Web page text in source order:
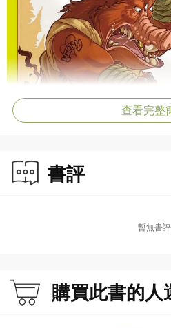
查看完整
書評
暫無書評
購買此書的人